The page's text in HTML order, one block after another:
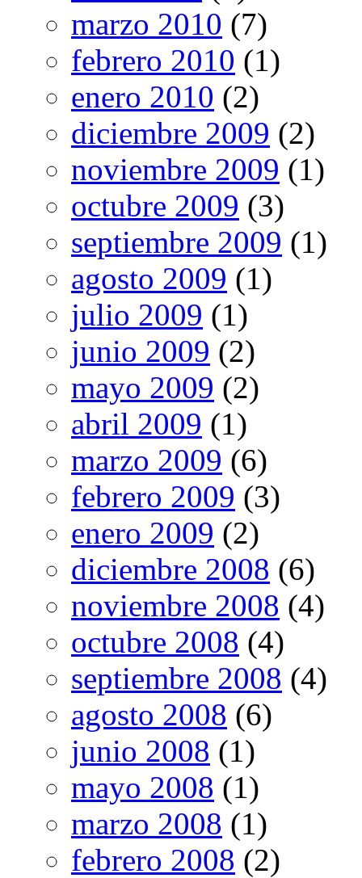
marzo 2010 (7)
febrero 2010 (1)
enero 2010 (2)
diciembre 2009 (2)
noviembre 2009 (1)
octubre 2009 (3)
septiembre 2009 (1)
agosto 2009 (1)
julio 2009 (1)
junio 2009 (2)
mayo 2009 (2)
abril 2009 (1)
marzo 2009 (6)
febrero 2009 (3)
enero 2009 (2)
diciembre 2008 (6)
noviembre 2008 (4)
octubre 2008 (4)
septiembre 2008 (4)
agosto 2008 (6)
junio 2008 (1)
mayo 2008 (1)
marzo 2008 (1)
febrero 2008 (2)